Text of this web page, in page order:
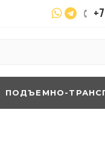
ПОДЪЕМНО-